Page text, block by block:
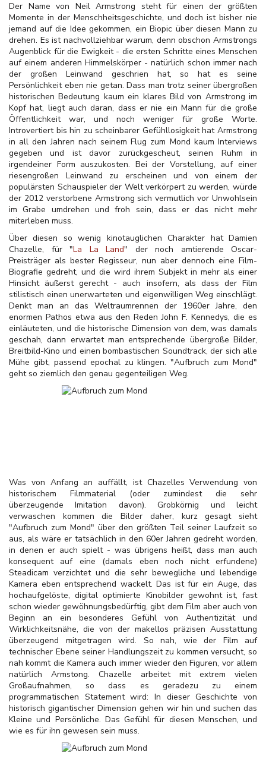
Der Name von Neil Armstrong steht für einen der größten
Momente in der Menschheitsgeschichte, und doch ist bisher nie
jemand auf die Idee gekommen, ein Biopic über diesen Mann zu
drehen. Es ist nachvollziehbar warum, denn obschon Armstrongs
Augenblick für die Ewigkeit - die ersten Schritte eines Menschen
auf einem anderen Himmelskörper - natürlich schon immer nach
der großen Leinwand geschrien hat, so hat es seine
Persönlichkeit eben nie getan. Dass man trotz seiner übergroßen
historischen Bedeutung kaum ein klares Bild von Armstrong im
Kopf hat, liegt auch daran, dass er nie ein Mann für die große
Öffentlichkeit war, und noch weniger für große Worte.
Introvertiert bis hin zu scheinbarer Gefühllosigkeit hat Armstrong
in all den Jahren nach seinem Flug zum Mond kaum Interviews
gegeben und ist davor zurückgescheut, seinen Ruhm in
irgendeiner Form auszukosten. Bei der Vorstellung, auf einer
riesengroßen Leinwand zu erscheinen und von einem der
populärsten Schauspieler der Welt verkörpert zu werden, würde
der 2012 verstorbene Armstrong sich vermutlich vor Unwohlsein
im Grabe umdrehen und froh sein, dass er das nicht mehr
miterleben muss.
Über diesen so wenig kinotauglichen Charakter hat Damien
Chazelle, für "La La Land" der noch amtierende Oscar-
Preisträger als bester Regisseur, nun aber dennoch eine Film-
Biografie gedreht, und die wird ihrem Subjekt in mehr als einer
Hinsicht äußerst gerecht - auch insofern, als dass der Film
stilistisch einen unerwarteten und eigenwilligen Weg einschlägt.
Denkt man an das Weltraumrennen der 1960er Jahre, den
enormen Pathos etwa aus den Reden John F. Kennedys, die es
einläuteten, und die historische Dimension von dem, was damals
geschah, dann erwartet man entsprechende übergroße Bilder,
Breitbild-Kino und einen bombastischen Soundtrack, der sich alle
Mühe gibt, passend epochal zu klingen. "Aufbruch zum Mond"
geht so ziemlich den genau gegenteiligen Weg.
Was von Anfang an auffällt, ist Chazelles Verwendung von
historischem Filmmaterial (oder zumindest die sehr
überzeugende Imitation davon). Grobkörnig und leicht
verwaschen kommen die Bilder daher, kurz gesagt sieht
"Aufbruch zum Mond" über den größten Teil seiner Laufzeit so
aus, als wäre er tatsächlich in den 60er Jahren gedreht worden,
in denen er auch spielt - was übrigens heißt, dass man auch
konsequent auf eine (damals eben noch nicht erfundene)
Steadicam verzichtet und die sehr bewegliche und lebendige
Kamera eben entsprechend wackelt. Das ist für ein Auge, das
hochaufgelöste, digital optimierte Kinobilder gewohnt ist, fast
schon wieder gewöhnungsbedürftig, gibt dem Film aber auch von
Beginn an ein besonderes Gefühl von Authentizität und
Wirklichkeitsnähe, die von der makellos präzisen Ausstattung
überzeugend mitgetragen wird. So nah, wie der Film auf
technischer Ebene seiner Handlungszeit zu kommen versucht, so
nah kommt die Kamera auch immer wieder den Figuren, vor allem
natürlich Armstong. Chazelle arbeitet mit extrem vielen
Großaufnahmen, so dass es geradezu zu einem
programmatischen Statement wird: In dieser Geschichte von
historisch gigantischer Dimension gehen wir hin und suchen das
Kleine und Persönliche. Das Gefühl für diesen Menschen, und
wie es für ihn gewesen sein muss.